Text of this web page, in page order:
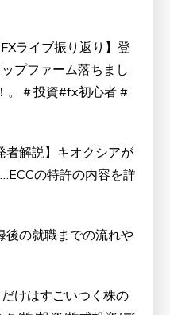
ライブ振り返り】登
プファーム落ちまし
。＃投資#fx初心者 #
者解説】キオクシアが
の特許の内容を詳
後の就職までの流れや
けはすごいつく株の